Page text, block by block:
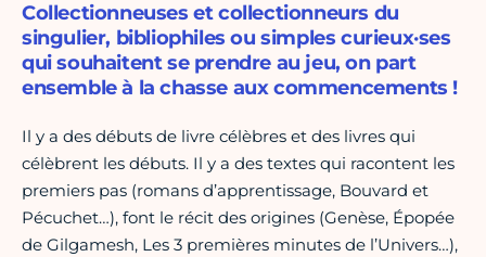
Collectionneuses et collectionneurs du
singulier, bibliophiles ou simples curieux·ses
qui souhaitent se prendre au jeu, on part
ensemble à la chasse aux commencements !
Il y a des débuts de livre célèbres et des livres qui
célèbrent les débuts. Il y a des textes qui racontent les
premiers pas (romans d’apprentissage, Bouvard et
Pécuchet…), font le récit des origines (Genèse, Épopée
de Gilgamesh, Les 3 premières minutes de l’Univers…),